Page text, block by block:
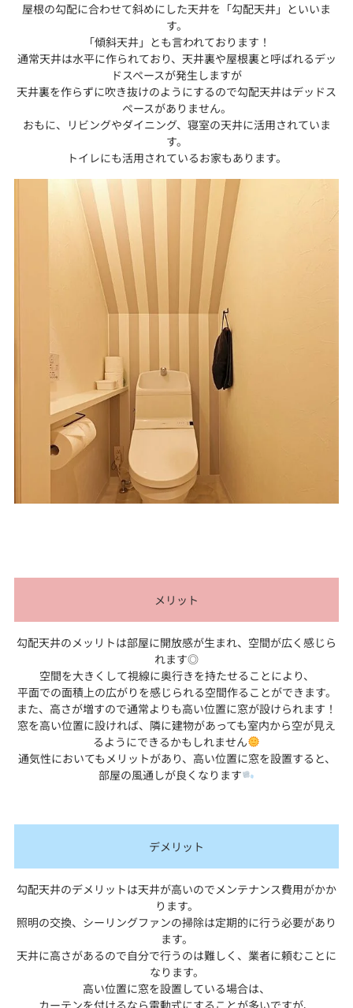
屋根の勾配に合わせて斜めにした天井を「勾配天井」といいま
す。
「傾斜天井」とも言われております！
通常天井は水平に作られており、天井裏や屋根裏と呼ばれるデッ
ドスペースが発生しますが
天井裏を作らずに吹き抜けのようにするので勾配天井はデッドス
ペースがありません。
おもに、リビングやダイニング、寝室の天井に活用されていま
す。
トイレにも活用されているお家もあります。
メリット
勾配天井のメッリトは部屋に開放感が生まれ、空間が広く感じら
れます◎
空間を大きくして視線に奥行きを持たせることにより、
平面での面積上の広がりを感じられる空間作ることができます。
また、高さが増すので通常よりも高い位置に窓が設けられます！
窓を高い位置に設ければ、隣に建物があっても室内から空が見え
るようにできるかもしれません
通気性においてもメリットがあり、高い位置に窓を設置すると、
部屋の風通しが良くなります
デメリット
勾配天井のデメリットは天井が高いのでメンテナンス費用がかか
ります。
照明の交換、シーリングファンの掃除は定期的に行う必要があり
ます。
天井に高さがあるので自分で行うのは難しく、業者に頼むことに
なります。
高い位置に窓を設置している場合は、